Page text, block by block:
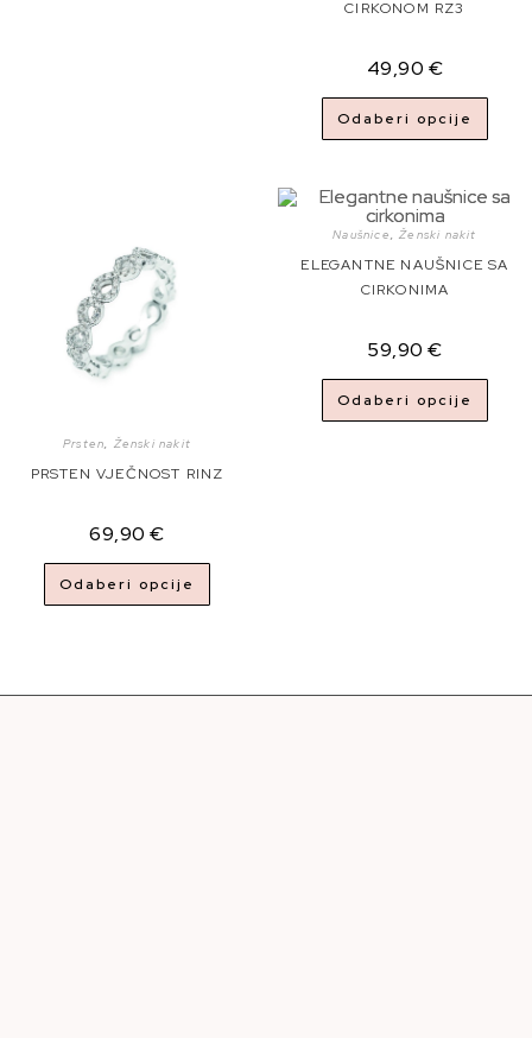
CIRKONOM RZ3
49,90 €
Odaberi opcije
Prsten, Ženski nakit
PRSTEN VJEČNOST RINZ
69,90€
Odaberi opcije
Naušnice,Ženski nakit
ELEGANTNE NAUŠNICE SA
CIRKONIMA
59,90€
Odaberi opcije